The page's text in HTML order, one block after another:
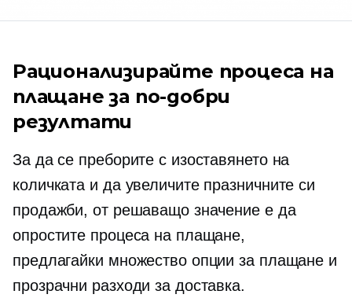
Рационализирайте процеса на
плащане за по-добри
резултати
За да се преборите с изоставянето на
количката и да увеличите празничните си
продажби, от решаващо значение е да
опростите процеса на плащане,
предлагайки множество опции за плащане и
прозрачни разходи за доставка.